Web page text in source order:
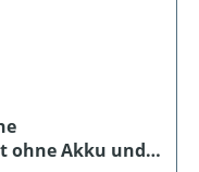
ohne Akku und